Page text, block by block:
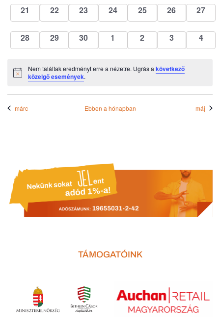
0
események
21
0
események
22
0
események
23
0
események
24
0
események
25
0
események
26
0
27
0
események
28
0
események
29
0
események
30
0
események
1
0
események
2
0
események
3
0
4
Notice
Nem találtak eredményt erre a nézetre. Ugrás akövetkező
közelgő események.
márc Ebben a hónapban máj
TÁMOGATÓINK